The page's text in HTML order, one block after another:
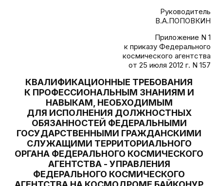
Руководитель
В.А.ПОПОВКИН
Приложение N 1
к приказу Федерального
космического агентства
от 25 июля 2012 г. N 157
КВАЛИФИКАЦИОННЫЕ ТРЕБОВАНИЯ
К ПРОФЕССИОНАЛЬНЫМ ЗНАНИЯМ И
НАВЫКАМ, НЕОБХОДИМЫМ
ДЛЯ ИСПОЛНЕНИЯ ДОЛЖНОСТНЫХ
ОБЯЗАННОСТЕЙ ФЕДЕРАЛЬНЫМИ
ГОСУДАРСТВЕННЫМИ ГРАЖДАНСКИМИ
СЛУЖАЩИМИ ТЕРРИТОРИАЛЬНОГО
ОРГАНА ФЕДЕРАЛЬНОГО КОСМИЧЕСКОГО
АГЕНТСТВА - УПРАВЛЕНИЯ
ФЕДЕРАЛЬНОГО КОСМИЧЕСКОГО